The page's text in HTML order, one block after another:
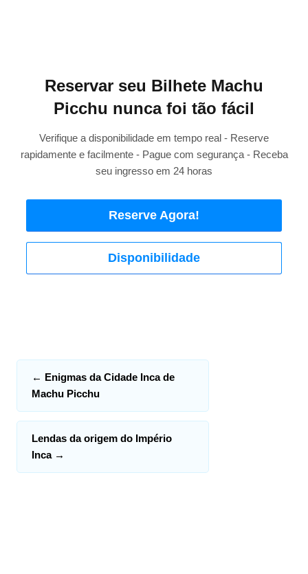
Reservar seu Bilhete Machu
Picchu nunca foi tão fácil
Verifique a disponibilidade em tempo real - Reserve
rapidamente e facilmente - Pague com segurança - Receba
seu ingresso em 24 horas
Reserve Agora!
Disponibilidade
← Enigmas da Cidade Inca de
Machu Picchu
Lendas da origem do Império
Inca →